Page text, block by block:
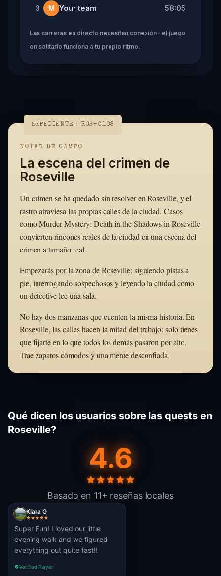
3 M Your team 58:05
Las carreras en directo necesitan conexión · el juego
en solitario funciona a tu propio ritmo.
EXPEDIENTE · ROS-0108
NOTAS DE CAMPO
La escena del crimen de
Roseville
Un crimen se ha quedado sin resolver en Roseville, y el
rastro atraviesa las propias calles de la ciudad. Casos
como Murder Mystery: Death in the Shadows in Roseville
convierten rincones reales de la ciudad en una escena del
crimen a tamaño real.
Empezarás por la zona de Roseville: siguiendo pistas a
pie, interrogando sospechosos y leyendo la ciudad como
un detective lee una sala.
No hay dos manzanas que cuenten la misma historia. En
Roseville, las calles hacen la mitad del trabajo: solo tienes
que fijarte en lo que todos los demás pasaron por alto.
Trae zapatos cómodos y una mente desconfiada.
Qué dicen los usuarios sobre las quests en
Roseville?
4.6
Basado en 11+ reseñas locales
Klara G
Super Fun! I loved our little
evening walk and we figured
everything out quite fast!!
Verified Player